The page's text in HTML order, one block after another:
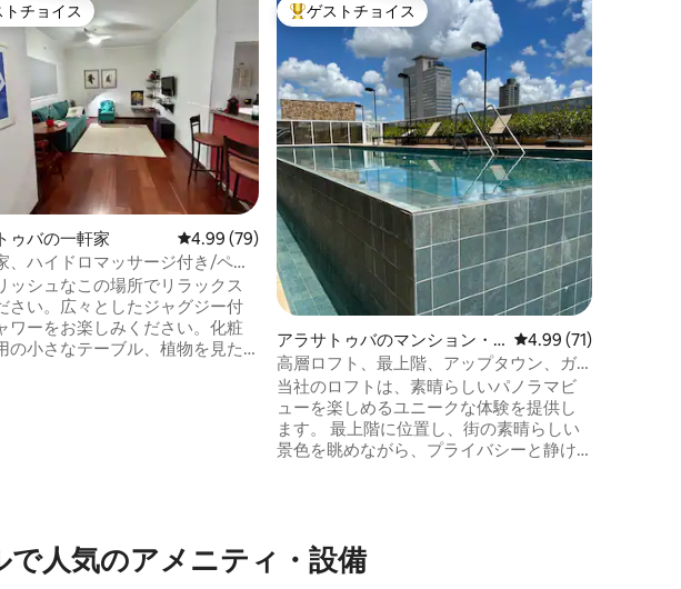
4.94つ星の平均評価
ゲストチョイスです。
トチョイス
ゥバの一軒家 レビュー79件、5つ星中4.99つ星の平均評価
4.99 (79)
、ハイドロマッサージ付き/ペッ
ッシュなこの場所でリラックス
さい。広々としたジャグジー付
ワーをお楽しみください。化粧
の小さなテーブル、植物を見た
大好評のゲストチョイスです。
ゲストチョイス
アラサトゥバのマンション・
アパート
レビュー71件、5つ
4.99 (71)
高層ロフト、最上階、アップタウン、ガ
レージ付き
当社のロフトは、素晴らしいパノラマビ
ューを楽しめるユニークな体験を提供し
ます。 最上階に位置し、街の素晴らしい
景色を眺めながら、プライバシーと静け
ッチンなどの設備が快適さと利便性を保
証します。 カップルに最適、クイーンベ
人気のアメニティ・設備